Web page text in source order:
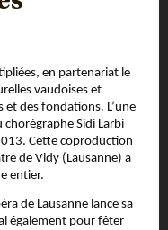
en partenariat le
vaudoises et
et des fondations. L’une
chorégraphe Sidi Larbi
Cette coproduction
de Vidy (Lausanne) a
entier.
de Lausanne lance sa
également pour fêter